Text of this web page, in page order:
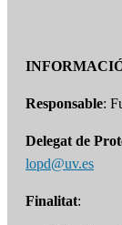
Responsable:
Delegat de
lopd@uv.es
Finalitat: